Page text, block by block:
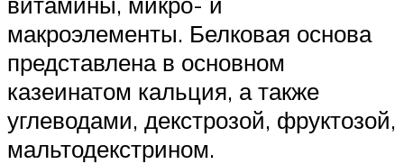
макроэлементы. Белковая основа
представлена в основном
казеинатом кальция, а также
углеводами, декстрозой, фруктозой,
мальтодекстрином.